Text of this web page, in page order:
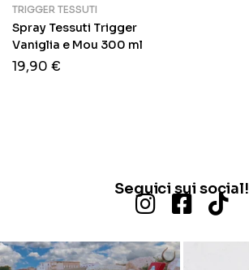
TRIGGER TESSUTI
Spray Tessuti Trigger
Vaniglia e Mou 300 ml
19,90 €
Seguici sui social!